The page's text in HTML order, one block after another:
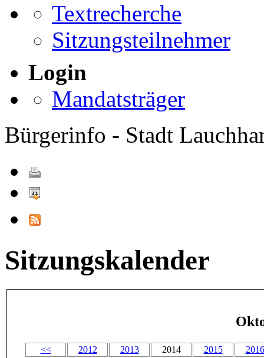
Textrecherche
Sitzungsteilnehmer
Login
Mandatsträger
Bürgerinfo - Stadt
Sitzungskalender
<< 2012 2013 2014 2015
2016